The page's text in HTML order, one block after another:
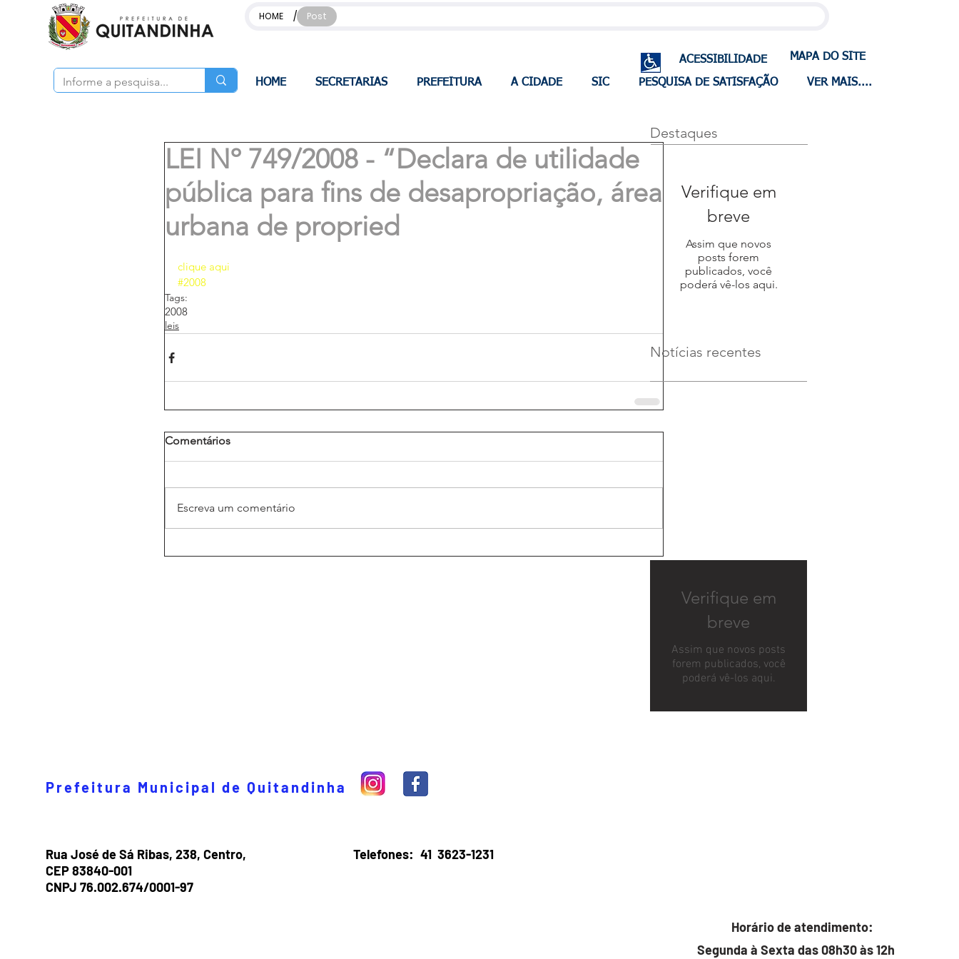
HOME / Post
ACESSIBILIDADE MAPA DO SITE
HOME SECRETARIAS PREFEITURA A CIDADE SIC PESQUISA DE SATISFAÇÃO VER MAIS....
LEI Nº 749/2008 - “Declara de utilidade
pública para fins de desapropriação, área
urbana de propried
clique aqui
#2008
Tags:
2008
leis
Comentários
Escreva um comentário
Destaques
Verifique em
breve
Assim que novos
posts forem
publicados, você
poderá vê-los aqui.
Notícias recentes
Verifique em
breve
Assim que novos posts
forem publicados, você
poderá vê-los aqui.
Prefeitura Municipal de Quitandinha
Rua José de Sá Ribas, 238, Centro,
CEP 83840-001
CNPJ 76.002.674/0001-97
Telefones: 41 3623-1231
Horário de atendimento:
Segunda à Sexta das 08h30 às 12h